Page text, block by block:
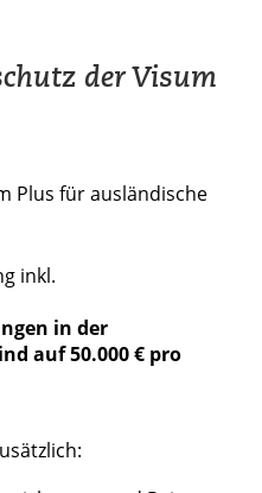
der Visum
Plus für ausländische
inkl.
in der
auf 50.000 € pro